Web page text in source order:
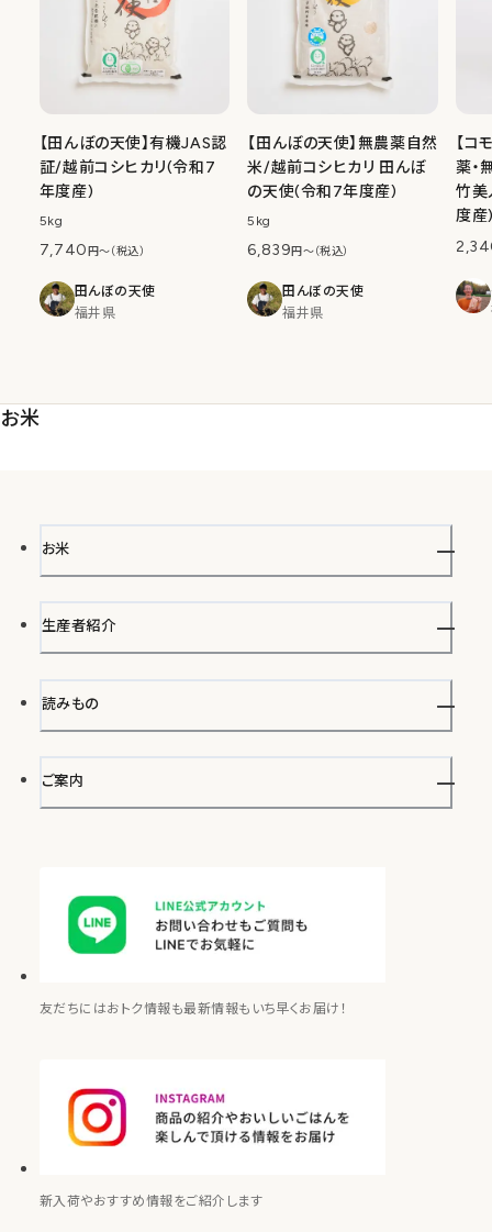
【田んぼの天使】有機JAS認
証/越前コシヒカリ(令和7
年度産)
5kg
7,740円〜（税込）
田んぼの天使
福井県
【田んぼの天使】無農薬自然
米/越前コシヒカリ 田んぼ
の天使(令和7年度産)
5kg
6,839円〜（税込）
田んぼの天使
福井県
【コ
薬・
竹美
度産
お米
お米
お米の一覧
生産者紹介
お米
読みもの
読みもの一覧
ご案内
ご利用ガイド
マイページログイン
友だちにはおトク情報も最新情報もいち早くお届け！
新入荷やおすすめ情報をご紹介します